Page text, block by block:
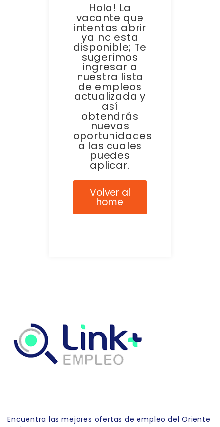
Hola! La
vacante que
intentas abrir
ya no esta
disponible; Te
sugerimos
ingresar a
nuestra lista
de empleos
actualizada y
así
obtendrás
nuevas
oportunidades
a las cuales
puedes
aplicar.
Volver al
home
Encuentra las mejores ofertas de empleo del Oriente